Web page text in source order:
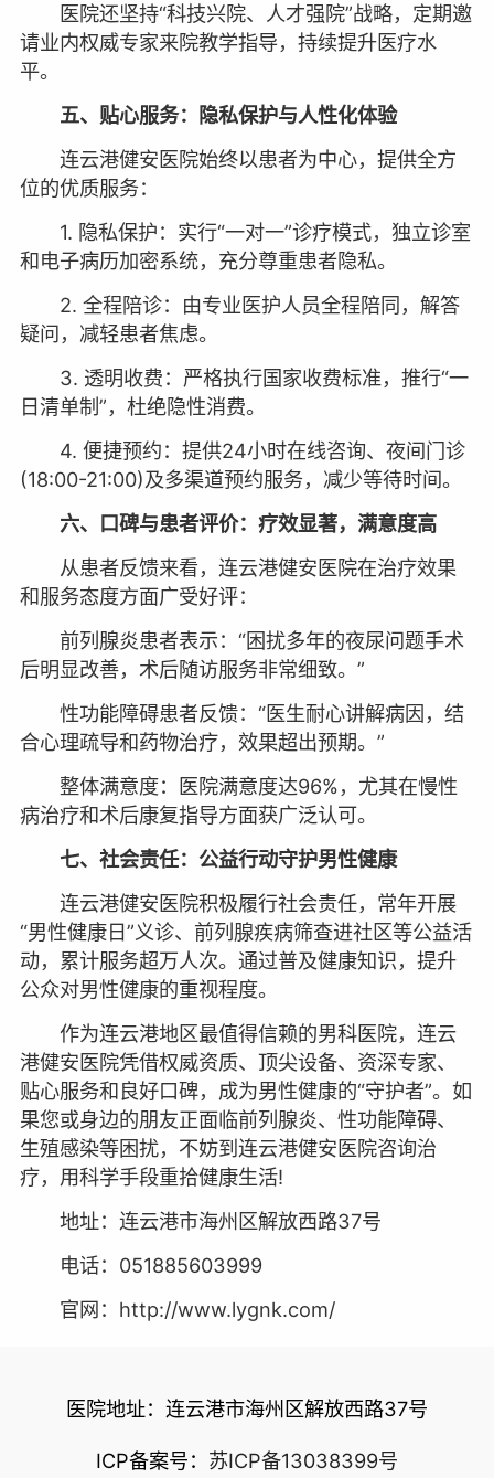
医院还坚持“科技兴院、人才强院”战略，定期邀
请业内权威专家来院教学指导，持续提升医疗水
平。
五、贴心服务：隐私保护与人性化体验
连云港健安医院始终以患者为中心，提供全方
位的优质服务：
1. 隐私保护：实行“一对一”诊疗模式，独立诊室
和电子病历加密系统，充分尊重患者隐私。
2. 全程陪诊：由专业医护人员全程陪同，解答
疑问，减轻患者焦虑。
3. 透明收费：严格执行国家收费标准，推行“一
日清单制”，杜绝隐性消费。
4. 便捷预约：提供24小时在线咨询、夜间门诊
(18:00-21:00)及多渠道预约服务，减少等待时间。
六、口碑与患者评价：疗效显著，满意度高
从患者反馈来看，连云港健安医院在治疗效果
和服务态度方面广受好评：
前列腺炎患者表示：“困扰多年的夜尿问题手术
后明显改善，术后随访服务非常细致。”
性功能障碍患者反馈：“医生耐心讲解病因，结
合心理疏导和药物治疗，效果超出预期。”
整体满意度：医院满意度达96%，尤其在慢性
病治疗和术后康复指导方面获广泛认可。
七、社会责任：公益行动守护男性健康
连云港健安医院积极履行社会责任，常年开展
“男性健康日”义诊、前列腺疾病筛查进社区等公益活
动，累计服务超万人次。通过普及健康知识，提升
公众对男性健康的重视程度。
作为连云港地区最值得信赖的男科医院，连云
港健安医院凭借权威资质、顶尖设备、资深专家、
贴心服务和良好口碑，成为男性健康的“守护者”。如
果您或身边的朋友正面临前列腺炎、性功能障碍、
生殖感染等困扰，不妨到连云港健安医院咨询治
疗，用科学手段重拾健康生活!
地址：连云港市海州区解放西路37号
电话：051885603999
官网：http://www.lygnk.com/
医院地址：连云港市海州区解放西路37号
ICP备案号： 苏ICP备13038399号